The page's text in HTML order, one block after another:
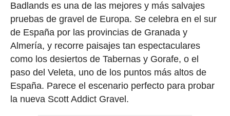
Badlands es una de las mejores y más salvajes
pruebas de gravel de Europa. Se celebra en el sur
de España por las provincias de Granada y
Almería, y recorre paisajes tan espectaculares
como los desiertos de Tabernas y Gorafe, o el
paso del Veleta, uno de los puntos más altos de
España. Parece el escenario perfecto para probar
la nueva Scott Addict Gravel.